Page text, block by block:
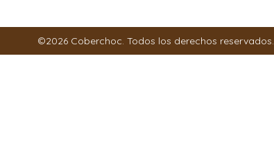
©2026 Coberchoc. Todos los derechos reservados.